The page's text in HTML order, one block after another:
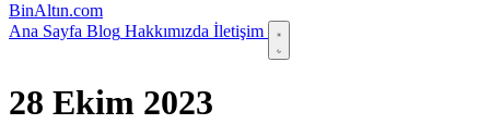
BinAltın.com
Ana Sayfa Blog Hakkımızda İletişim
28 Ekim 2023